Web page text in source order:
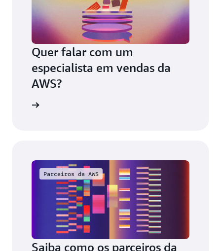
Quer falar com um
especialista em vendas da
AWS?
Parceiros da AWS
Saiba como os parceiros da